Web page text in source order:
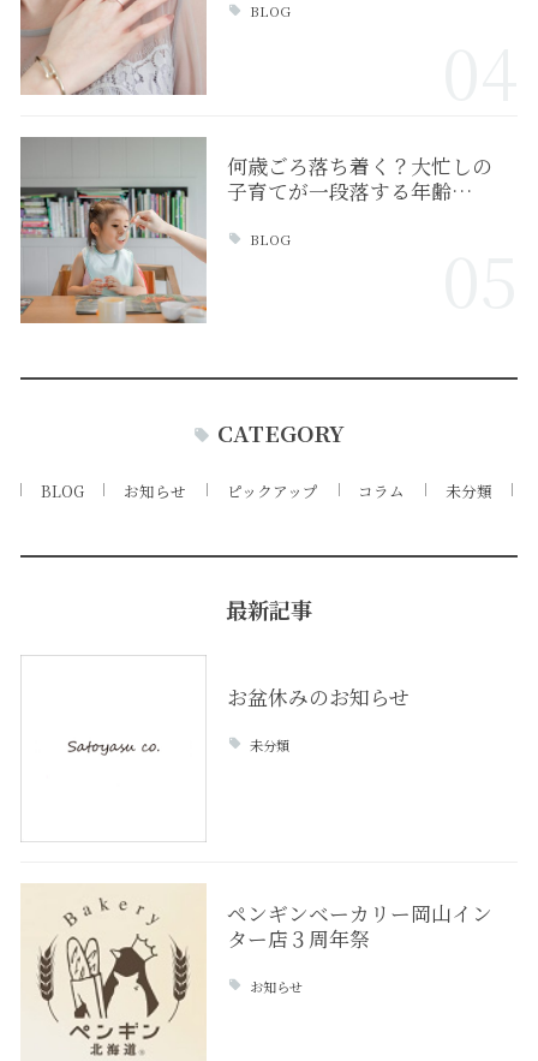
BLOG
何歳ごろ落ち着く？大忙しの
子育てが一段落する年齢…
BLOG
CATEGORY
BLOG お知らせ ピックアップ コラム 未分類
最新記事
お盆休みのお知らせ
未分類
ペンギンベーカリー岡山イン
ター店３周年祭
お知らせ